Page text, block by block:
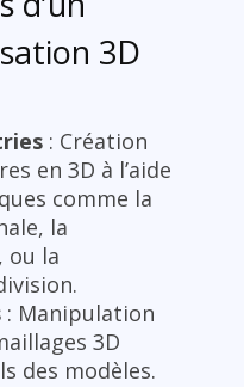
3D
: Création
en 3D à l’aide
comme la
la
ou la
: Manipulation
3D
des modèles.